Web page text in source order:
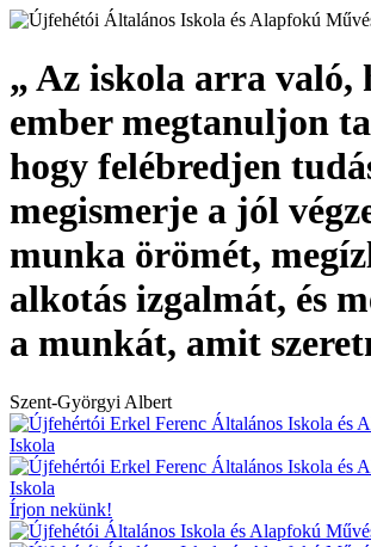
„ Az iskola arra való,
ember megtanuljon
hogy felébredjen
megismerje a jól
munka örömét,
alkotás izgalmát, és
a munkát, amit
Szent-Györgyi Albert
Írjon nekünk!